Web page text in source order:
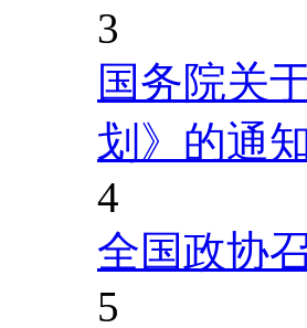
3
国务院关
划》的通
4
全国政协
5